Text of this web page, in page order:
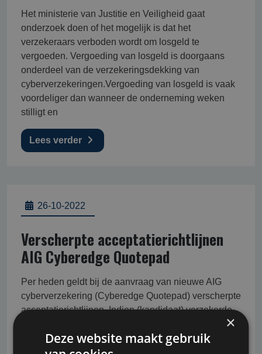
Het ministerie van Justitie en Veiligheid gaat
onderzoek doen of het mogelijk is dat het
verzekeraars verboden wordt om losgeld te
vergoeden. Vergoeding van losgeld is doorgaans
onderdeel van de verzekeringsdekking van
cyberverzekeringen.Vergoeding van losgeld is vaak
voordeliger dan wanneer de onderneming weken
stilligt en
Lees verder
26-10-2022
Verscherpte acceptatierichtlijnen
AIG Cyberedge Quotepad
Per heden geldt bij de aanvraag van nieuwe AIG
cyberverzekering (Cyberedge Quotepad) verscherpte
acceptatierichtlijnen. Indien (kandidaat) verzekerde
een 50% sublimiet en 50% zelfbehoud.<br /> <br />
De 50% zelfbehoud werkt als een afzonderlijke
×
Deze website maakt gebruik